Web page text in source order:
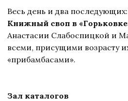
Весь день и два последующих:
Книжный своп в
Анастасии Слабоспицкой и
всеми, присущими возрасту
«прибамбасами».
Зал каталогов